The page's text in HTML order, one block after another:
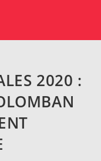
2020 :